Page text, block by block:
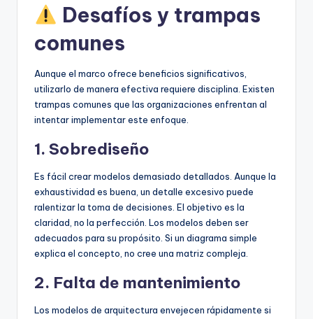
Desafíos y trampas
comunes
Aunque el marco ofrece beneficios significativos,
utilizarlo de manera efectiva requiere disciplina. Existen
trampas comunes que las organizaciones enfrentan al
intentar implementar este enfoque.
1. Sobrediseño
Es fácil crear modelos demasiado detallados. Aunque la
exhaustividad es buena, un detalle excesivo puede
ralentizar la toma de decisiones. El objetivo es la
claridad, no la perfección. Los modelos deben ser
adecuados para su propósito. Si un diagrama simple
explica el concepto, no cree una matriz compleja.
2. Falta de mantenimiento
Los modelos de arquitectura envejecen rápidamente si